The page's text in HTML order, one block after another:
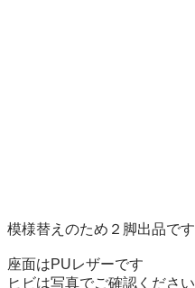
模様替えのため２脚出品です
座面はPUレザーです
ヒビは写真でご確認ください